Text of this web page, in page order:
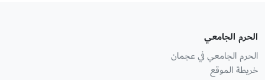
الحرم الجامعي
الحرم الجامعي في عجمان
خريطة الموقع